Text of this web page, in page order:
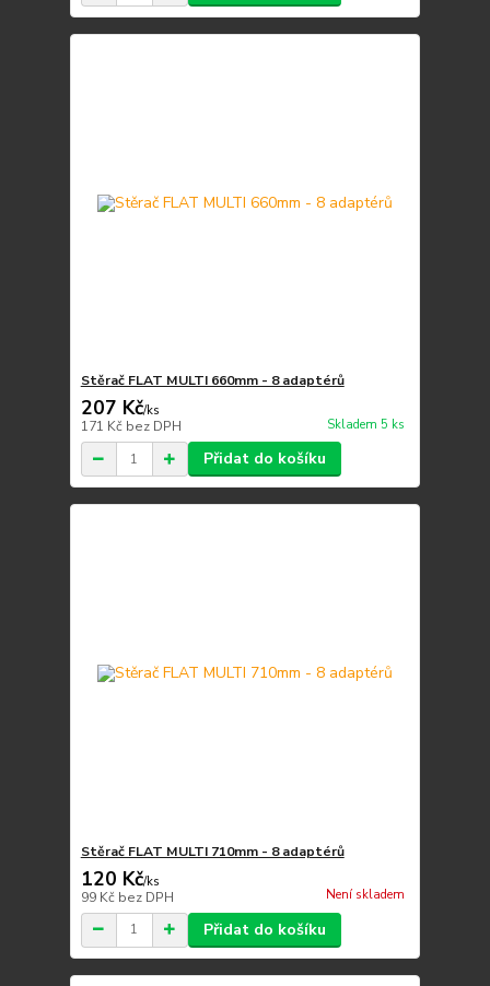
Stěrač FLAT MULTI 660mm - 8 adaptérů
207 Kč/ks
171 Kč bez DPH Skladem 5 ks
Přidat do košíku
Stěrač FLAT MULTI 710mm - 8 adaptérů
120 Kč/ks
99 Kč bez DPH Není skladem
Přidat do košíku